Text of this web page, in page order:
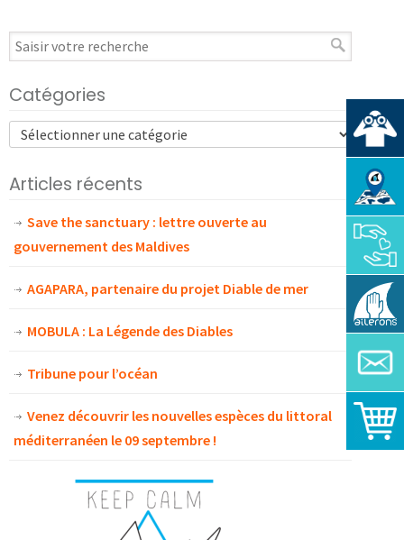
Catégories
Articles récents
Save the sanctuary : lettre ouverte au
gouvernement des Maldives
AGAPARA, partenaire du projet Diable de mer
MOBULA : La Légende des Diables
Tribune pour l’océan
Venez découvrir les nouvelles espèces du littoral
méditerranéen le 09 septembre !